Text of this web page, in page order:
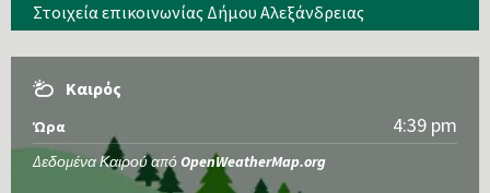
Στοιχεία επικοινωνίας Δήμου Αλεξάνδρειας
Καιρός
Ώρα 4:39 pm
Δεδομένα Καιρού από OpenWeatherMap.org